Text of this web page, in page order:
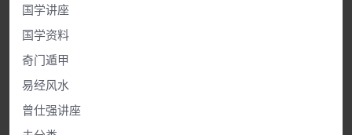
国学讲座
国学资料
奇门遁甲
易经风水
曾仕强讲座